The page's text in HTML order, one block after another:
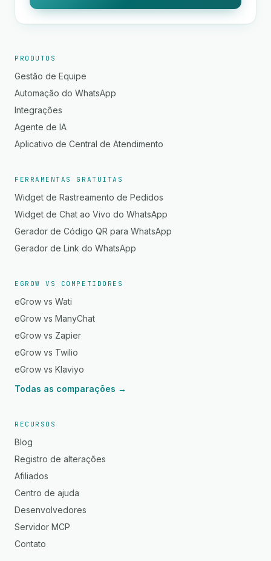
PRODUTOS
Gestão de Equipe
Automação do WhatsApp
Integrações
Agente de IA
Aplicativo de Central de Atendimento
FERRAMENTAS GRATUITAS
Widget de Rastreamento de Pedidos
Widget de Chat ao Vivo do WhatsApp
Gerador de Código QR para WhatsApp
Gerador de Link do WhatsApp
EGROW VS COMPETIDORES
eGrow vs Wati
eGrow vs ManyChat
eGrow vs Zapier
eGrow vs Twilio
eGrow vs Klaviyo
Todas as comparações →
RECURSOS
Blog
Registro de alterações
Afiliados
Centro de ajuda
Desenvolvedores
Servidor MCP
Contato